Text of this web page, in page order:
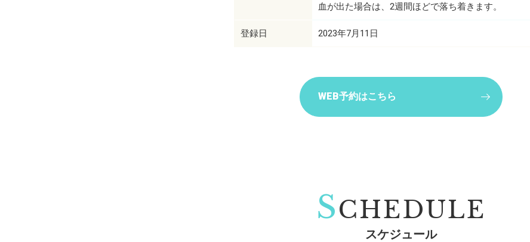
血が出た場合は、2週間ほどで落ち着きます。
登録日 2023年7月11日
WEB予約はこちら
SCHEDULE
スケジュール